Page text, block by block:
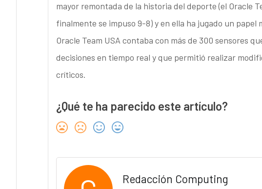
mayor remontada de la historia del deporte (el Oracle
finalmente se impuso 9-8) y en ella ha jugado un
Oracle Team USA contaba con más de 300 sensores
decisiones en tiempo real y que permitió realizar
críticos.
¿Qué te ha parecido este artículo?
Redacción Computing